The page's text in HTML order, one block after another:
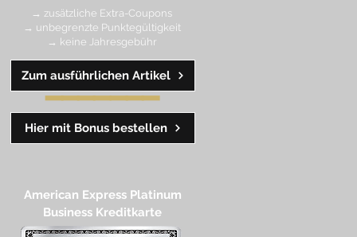
Hier mit Bonus bestellen
Zum ausführlichen Artikel
→ zusätzliche Extra-Coupons
→ unbegrenzte Punktegültigkeit
→ keine Jahresgebühr
━━━━━━━
American Express Platinum
Business Kreditkarte​